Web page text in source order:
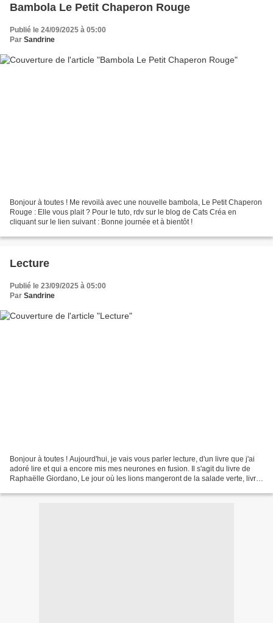
Bambola Le Petit Chaperon Rouge
Publié le 24/09/2025 à 05:00
Par Sandrine
Bonjour à toutes ! Me revoilà avec une nouvelle bambola, Le Petit Chaperon
Rouge : Elle vous plait ? Pour le tuto, rdv sur le blog de Cats Créa en
cliquant sur le lien suivant : Bonne journée et à bientôt !
Lecture
Publié le 23/09/2025 à 05:00
Par Sandrine
Bonjour à toutes ! Aujourd'hui, je vais vous parler lecture, d'un livre que j'ai
adoré lire et qui a encore mis mes neurones en fusion. Il s'agit du livre de
Raphaëlle Giordano, Le jour où les lions mangeront de la salade verte, livre